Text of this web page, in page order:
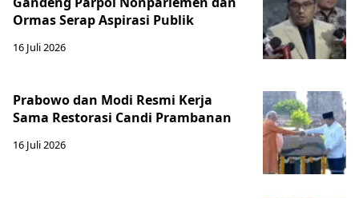
Ormas Serap Aspirasi Publik
16 Juli 2026
Prabowo dan Modi Resmi Kerja
Sama Restorasi Candi Prambanan
16 Juli 2026